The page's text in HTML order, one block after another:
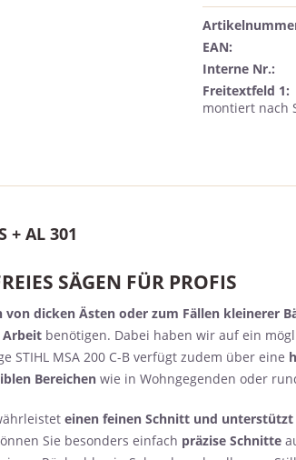
EAN:
Interne Nr.:
Freitextfeld 1:
montiert nach
+ AL 301
SÄGEN FÜR PROFIS
von dicken Ästen oder zum Fällen kleinerer
Arbeit benötigen. Dabei haben wir auf ein
MSA 200 C-B verfügt zudem über eine
Bereichen wie in Wohngegenden oder
einen feinen Schnitt und
Sie besonders einfach präzise Schnitte